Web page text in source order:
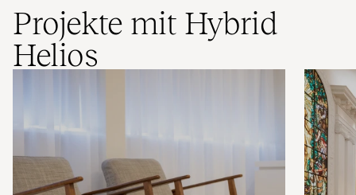
Projekte mit Hybrid
Helios